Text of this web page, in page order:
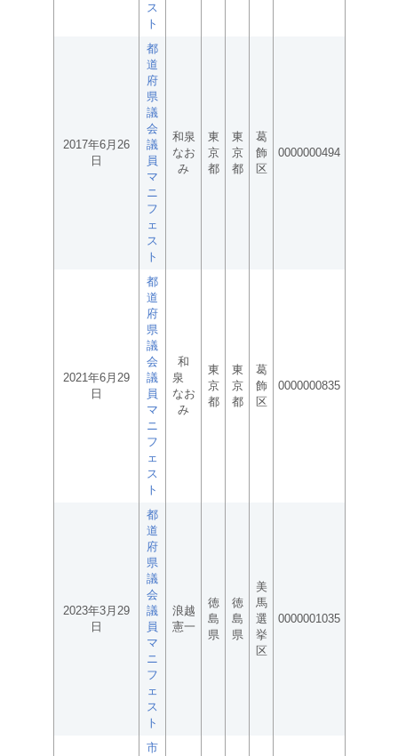
ス
ト
2017年6月26
日
都
道
府
県
議
会
議
員
マ
ニ
フ
ェ
ス
ト
和泉
なお
み
東
京
都
東
京
都
葛
飾
区
0000000494
2021年6月29
日
都
道
府
県
議
会
議
員
マ
ニ
フ
ェ
ス
ト
和
泉
なお
み
東
京
都
東
京
都
葛
飾
区
0000000835
2023年3月29
日
都
道
府
県
議
会
議
員
マ
ニ
フ
ェ
ス
ト
浪越
憲一
徳
島
県
徳
島
県
美
馬
選
挙
区
0000001035
市